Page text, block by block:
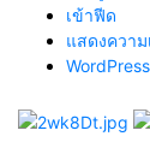
เข้าฟีด
แสดงควา